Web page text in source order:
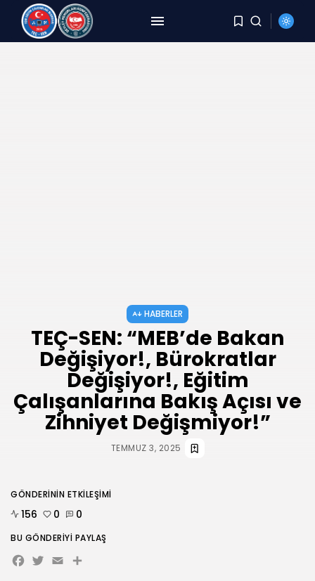
BECAYİŞ...
AĞUSTOS 3, 2026
HABERLER
ANKARA 2. NOLU ŞUBESİ 1.
OLAĞAN...
TEMMUZ 31, 2026
BIZI TAKIP
HABERLER
TEÇ-SEN: “MEB’de Bakan
Değişiyor!, Bürokratlar
Değişiyor!, Eğitim
Çalışanlarına Bakış Açısı ve
Zihniyet Değişmiyor!”
TEMMUZ 3, 2025
GÖNDERININ ETKILEŞIMI
156 0 0
BU GÖNDERIYI PAYLAŞ
Facebook
Twitter
EmailShare